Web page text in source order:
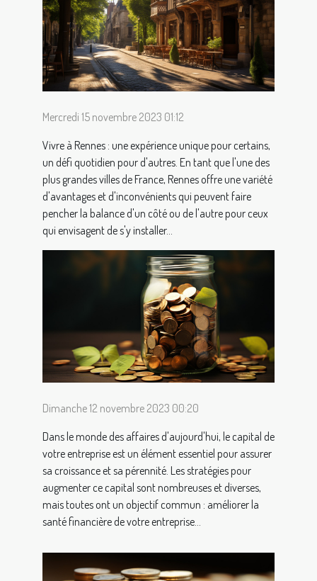
Mercredi 15 novembre 2023 01:12
Vivre à Rennes : une expérience unique pour certains,
un défi quotidien pour d'autres. En tant que l'une des
plus grandes villes de France, Rennes offre une variété
d'avantages et d'inconvénients qui peuvent faire
pencher la balance d'un côté ou de l'autre pour ceux
qui envisagent de s'y installer...
Dimanche 12 novembre 2023 00:20
Dans le monde des affaires d'aujourd'hui, le capital de
votre entreprise est un élément essentiel pour assurer
sa croissance et sa pérennité. Les stratégies pour
augmenter ce capital sont nombreuses et diverses,
mais toutes ont un objectif commun : améliorer la
santé financière de votre entreprise...